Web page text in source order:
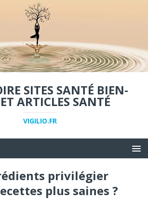
SITES SANTÉ BIEN-
ARTICLES SANTÉ
VIGILIO.FR
privilégier
plus saines ?